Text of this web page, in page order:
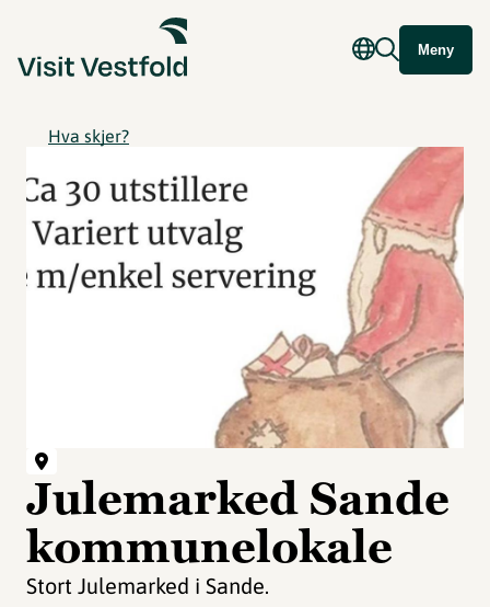
Meny
Hva skjer?
Julemarked Sande
kommunelokale
Stort Julemarked i Sande.